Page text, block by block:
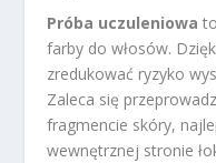
Próba uczuleniowa
farby do włosów.
zredukować ryzyko
Zaleca się
fragmencie skóry,
wewnętrznej stronie